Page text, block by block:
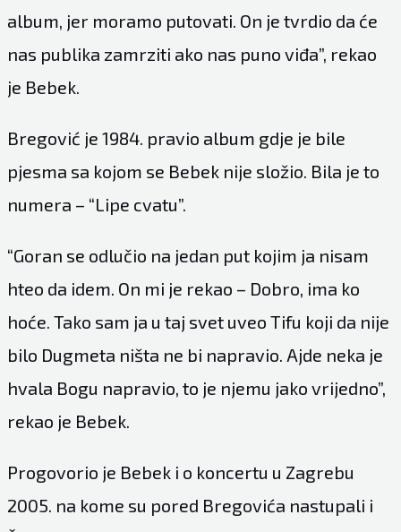
album, jer moramo putovati. On je tvrdio da će
nas publika zamrziti ako nas puno viđa”, rekao
je Bebek.
Bregović je 1984. pravio album gdje je bile
pjesma sa kojom se Bebek nije složio. Bila je to
numera – “Lipe cvatu”.
“Goran se odlučio na jedan put kojim ja nisam
hteo da idem. On mi je rekao – Dobro, ima ko
hoće. Tako sam ja u taj svet uveo Tifu koji da nije
bilo Dugmeta ništa ne bi napravio. Ajde neka je
hvala Bogu napravio, to je njemu jako vrijedno”,
rekao je Bebek.
Progovorio je Bebek i o koncertu u Zagrebu
2005. na kome su pored Bregovića nastupali i